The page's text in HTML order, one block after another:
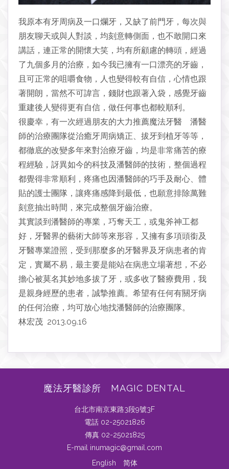
我原本有牙周病及一口爛牙，又缺了前門牙，每次與
朋友聊天或與人對談，均刻意轉側面，也不敢開口來
講話，連正常的開懷大笑，均有所顧慮的轉頭，經過
了九個多月的治療，如今我已擁有一口漂亮的牙齒，
且可正常的咀嚼食物，人也變得較有自信，心情也跟
著開朗，當然不可諱言，錢財也跟著入袋，感覺牙齒
重建後人變得更有自信，做任何事也都較順利。
很慶幸，有一次經過朋友的大力推薦魔法牙醫 潘醫
師的治療團隊從治癒牙周病矯正、拔牙到植牙等等，
都徹底的改變多年來對治療牙齒，均是非常痛苦的療
程經驗，訝異如今的科技及潘醫師的技術，整個過程
都覺得非常順利，疼痛也因潘醫師的巧手及耐心、體
貼的護士團隊，讓疼痛感降到最低，也願意排除萬難
刻意抽出時間，來完成整個牙齒治療。
其實談到潘醫師的專業，巧奪天工，或鬼斧神工都
好，牙醫界的藝術大師等來形容，又擁有多項頭銜及
牙醫專業證照，受到那麼多的牙醫界及牙病患者的肯
定，實屬不易，最主要是能站在病患立場著想，不必
擔心被莫名其妙地多拔了牙，或多收了醫療費用，我
是親身經歷的患者，誠摯推薦。希望有任何有關牙病
的任何治療，均可放心地找潘醫師的治療團隊。
林宏茂 2013.09.16
魔法牙醫診所 MAGIC DENTAL
台北市南京東路3段9號3F
電話 02-25021826
傳真 02-25021825
E-mail inumagic@gmail.com
English
简体